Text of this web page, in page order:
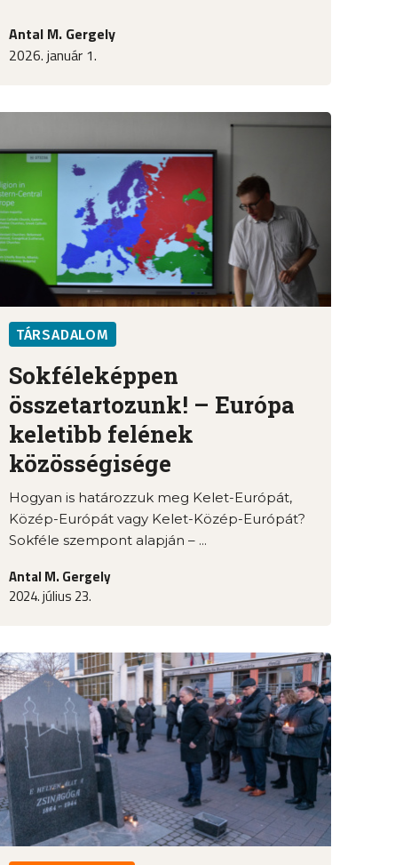
Antal M. Gergely
2026. január 1.
TÁRSADALOM
Sokféleképpen
összetartozunk! – Európa
keletibb felének
közösségisége
Hogyan is határozzuk meg Kelet-Európát,
Közép-Európát vagy Kelet-Közép-Európát?
Sokféle szempont alapján – ...
Antal M. Gergely
2024. július 23.